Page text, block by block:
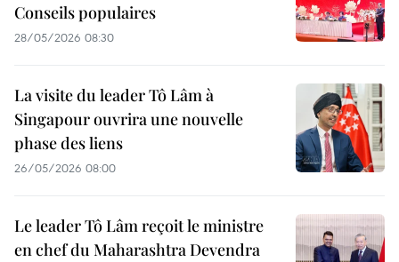
Conseils populaires
28/05/2026 08:30
La visite du leader Tô Lâm à
Singapour ouvrira une nouvelle
phase des liens
26/05/2026 08:00
Le leader Tô Lâm reçoit le ministre
en chef du Maharashtra Devendra